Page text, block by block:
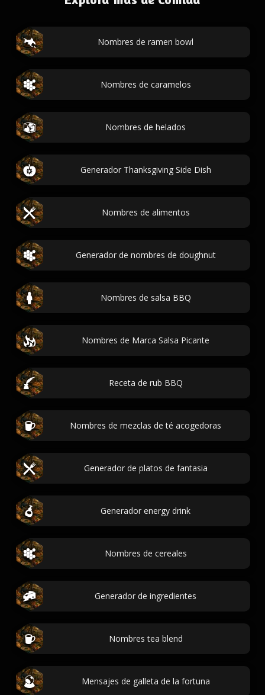
Nombres de ramen bowl
Nombres de caramelos
Nombres de helados
Generador Thanksgiving Side Dish
Nombres de alimentos
Generador de nombres de doughnut
Nombres de salsa BBQ
Nombres de Marca Salsa Picante
Receta de rub BBQ
Nombres de mezclas de té acogedoras
Generador de platos de fantasia
Generador energy drink
Nombres de cereales
Generador de ingredientes
Nombres tea blend
Mensajes de galleta de la fortuna